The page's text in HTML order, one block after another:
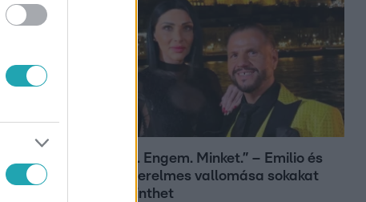
„Téged. Engem. Minket.” – Emilio és
Tina szerelmes vallomása sokakat
megérinthet